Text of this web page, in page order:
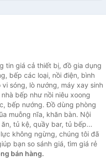
tin giá cả thiết bị, đồ gia dụng
bếp các loại, nồi điện, bình
sóng, lò nướng, máy xay sinh
bếp như nồi niêu xoong
bếp nướng. Đồ dùng phòng
muỗng nĩa, khăn bàn. Nội
tủ kệ, quầy bar, tủ bếp...
không ngừng, chúng tôi đã
bạn so sánh giá, tìm giá rẻ
bán hàng.